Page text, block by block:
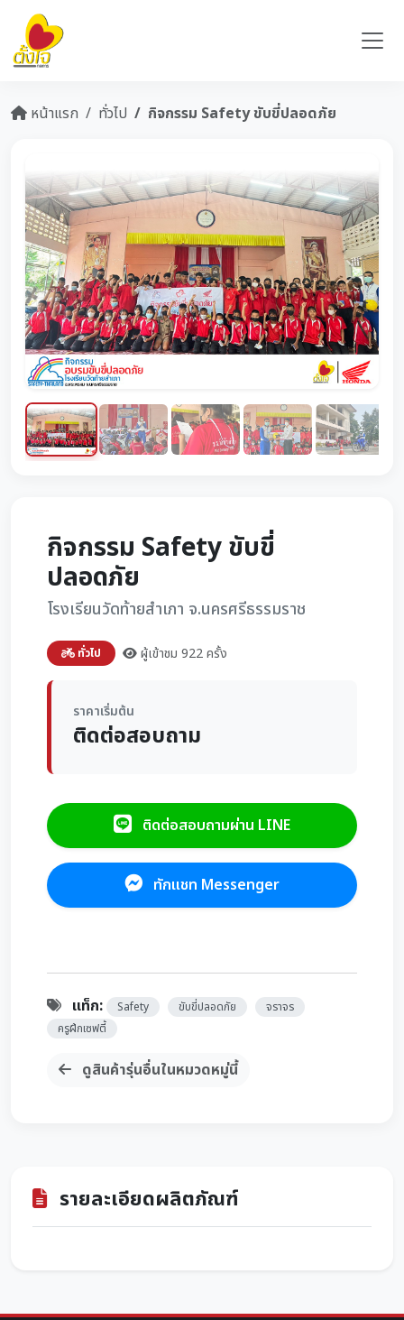
หน้าแรก ทั่วไป กิจกรรม Safety ขับขี่ปลอดภัย
Previous Next
กิจกรรม Safety ขับขี่
ปลอดภัย
โรงเรียนวัดท้ายสำเภา จ.นครศรีธรรมราช
ทั่วไป ผู้เข้าชม 922 ครั้ง
ราคาเริ่มต้น
ติดต่อสอบถาม
ติดต่อสอบถามผ่าน LINE
ทักแชท Messenger
แท็ก: Safety ขับขี่ปลอดภัย
จราจร
ครูฝึกเซฟตี้
ดูสินค้ารุ่นอื่นในหมวดหมู่นี้
รายละเอียดผลิตภัณฑ์